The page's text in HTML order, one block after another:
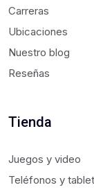
Carreras
Ubicaciones
Nuestro blog
Reseñas
Tienda
Juegos y video
Teléfonos y